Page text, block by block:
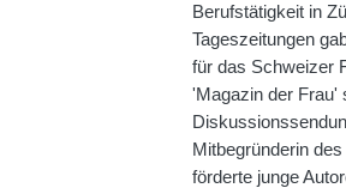
Berufstätigkeit in
Tageszeitungen
für das Schweizer
'Magazin der Frau'
Mitbegründerin
förderte junge